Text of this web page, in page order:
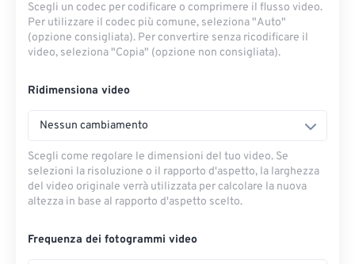
Scegli un codec per codificare o comprimere il flusso video.
Per utilizzare il codec più comune, seleziona "Auto"
(opzione consigliata). Per convertire senza ricodificare il
video, seleziona "Copia" (opzione non consigliata).
Ridimensiona video
Nessun cambiamento
Scegli come regolare le dimensioni del tuo video. Se
selezioni la risoluzione o il rapporto d'aspetto, la larghezza
del video originale verrà utilizzata per calcolare la nuova
altezza in base al rapporto d'aspetto scelto.
Frequenza dei fotogrammi video